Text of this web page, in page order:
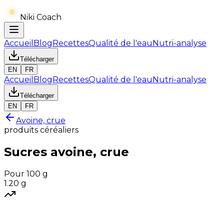
Niki Coach
Accueil BlogRecettesQualité de l'eauNutri-analyse
Télécharger
EN
FR
Accueil BlogRecettesQualité de l'eauNutri-analyse
Télécharger
EN
FR
Avoine, crue
produits céréaliers
Sucres avoine, crue
Pour 100 g
1.20 g